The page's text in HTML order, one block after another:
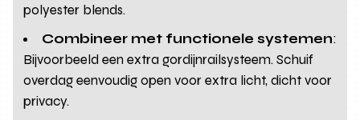
polyester blends.
Combineer met functionele systemen:
Bijvoorbeeld een extra gordijnrailsysteem. Schuif
overdag eenvoudig open voor extra licht, dicht voor
privacy.